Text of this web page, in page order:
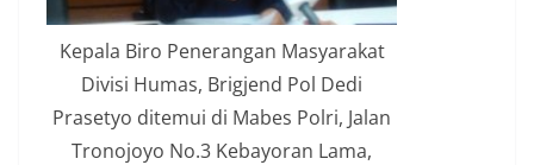
Kepala Biro Penerangan Masyarakat
Divisi Humas, Brigjend Pol Dedi
Prasetyo ditemui di Mabes Polri, Jalan
Tronojoyo No.3 Kebayoran Lama,